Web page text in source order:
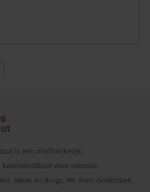
is een onafhankelijk,
voor mentale
tabak en drugs. We doen onderzoek,